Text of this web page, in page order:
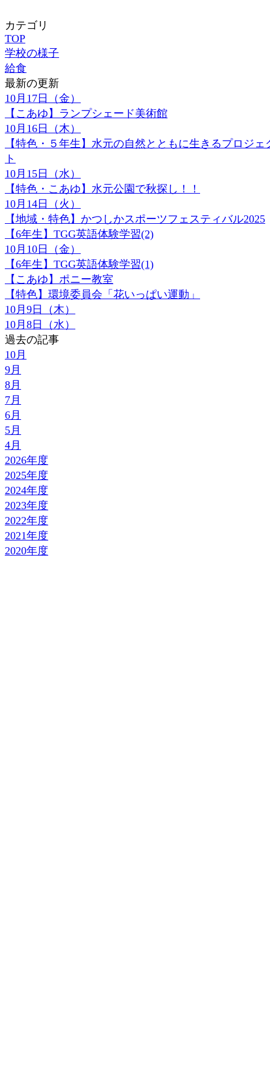
カテゴリ
TOP
学校の様子
給食
最新の更新
10月17日（金）
【こあゆ】ランプシェード美術館
10月16日（木）
【特色・５年生】水元の自然とともに生きるプロジェ
ト
10月15日（水）
【特色・こあゆ】水元公園で秋探し！！
10月14日（火）
【地域・特色】かつしかスポーツフェスティバル2025
【6年生】TGG英語体験学習(2)
10月10日（金）
【6年生】TGG英語体験学習(1)
【こあゆ】ポニー教室
【特色】環境委員会「花いっぱい運動」
10月9日（木）
10月8日（水）
過去の記事
10月
9月
8月
7月
6月
5月
4月
2026年度
2025年度
2024年度
2023年度
2022年度
2021年度
2020年度